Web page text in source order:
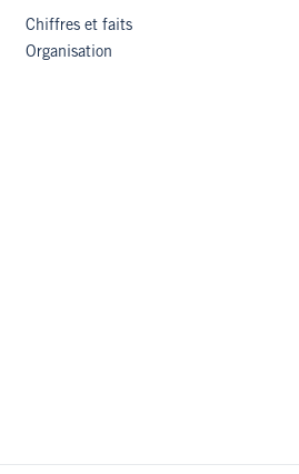
Chiffres et faits
Organisation